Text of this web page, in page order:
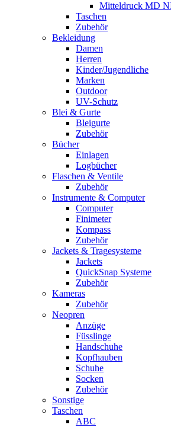
Mitteldruck MD
Taschen
Zubehör
Bekleidung
Damen
Herren
Kinder/Jugendliche
Marken
Outdoor
UV-Schutz
Blei & Gurte
Bleigurte
Zubehör
Bücher
Einlagen
Logbücher
Flaschen & Ventile
Zubehör
Instrumente & Computer
Computer
Finimeter
Kompass
Zubehör
Jackets & Tragesysteme
Jackets
QuickSnap Systeme
Zubehör
Kameras
Zubehör
Neopren
Anzüge
Füsslinge
Handschuhe
Kopfhauben
Schuhe
Socken
Zubehör
Sonstige
Taschen
ABC